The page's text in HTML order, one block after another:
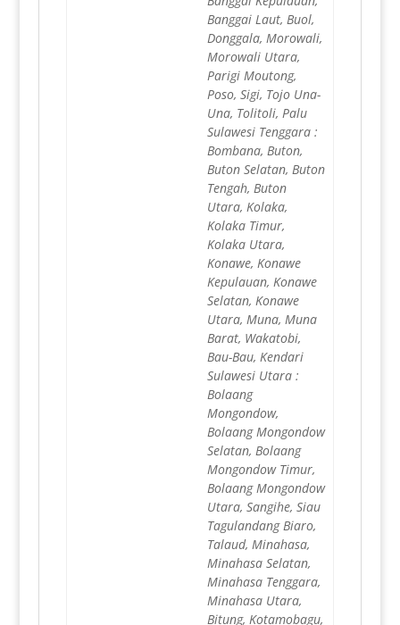
Banggai Laut, Buol,
Donggala, Morowali,
Morowali Utara,
Parigi Moutong,
Poso, Sigi, Tojo Una-
Una, Tolitoli, Palu
Sulawesi Tenggara :
Bombana, Buton,
Buton Selatan, Buton
Tengah, Buton
Utara, Kolaka,
Kolaka Timur,
Kolaka Utara,
Konawe, Konawe
Kepulauan, Konawe
Selatan, Konawe
Utara, Muna, Muna
Barat, Wakatobi,
Bau-Bau, Kendari
Sulawesi Utara :
Bolaang
Mongondow,
Bolaang Mongondow
Selatan, Bolaang
Mongondow Timur,
Bolaang Mongondow
Utara, Sangihe, Siau
Tagulandang Biaro,
Talaud, Minahasa,
Minahasa Selatan,
Minahasa Tenggara,
Minahasa Utara,
Bitung, Kotamobagu,